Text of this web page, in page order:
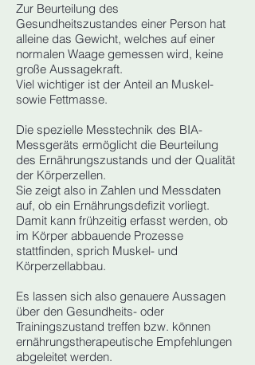
Zur Beurteilung des
Gesundheitszustandes einer Person hat
alleine das Gewicht, welches auf einer
normalen Waage gemessen wird, keine
große Aussagekraft.
Viel wichtiger ist der Anteil an Muskel-
sowie Fettmasse.
Die spezielle Messtechnik des BIA-
Messgeräts ermöglicht die Beurteilung
des Ernährungszustands und der Qualität
der Körperzellen.
Sie zeigt also in Zahlen und Messdaten
auf, ob ein Ernährungsdefizit vorliegt.
Damit kann frühzeitig erfasst werden, ob
im Körper abbauende Prozesse
stattfinden, sprich Muskel- und
Körperzellabbau.
Es lassen sich also genauere Aussagen
über den Gesundheits- oder
Trainingszustand treffen bzw. können
ernährungstherapeutische Empfehlungen
abgeleitet werden.